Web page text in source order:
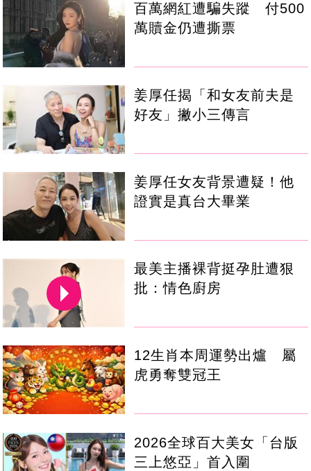
百萬網紅遭騙失蹤 付500
萬贖金仍遭撕票
姜厚任揭「和女友前夫是
好友」撇小三傳言
姜厚任女友背景遭疑！他
證實是真台大畢業
最美主播裸背挺孕肚遭狠
批：情色廚房
12生肖本周運勢出爐 屬
虎勇奪雙冠王
2026全球百大美女「台版
三上悠亞」首入圍